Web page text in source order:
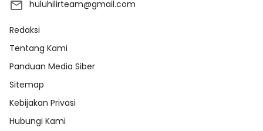
huluhilirteam@gmail.com
Redaksi
Tentang Kami
Panduan Media Siber
Sitemap
Kebijakan Privasi
Hubungi Kami